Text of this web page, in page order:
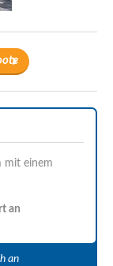
mit einem
an
an